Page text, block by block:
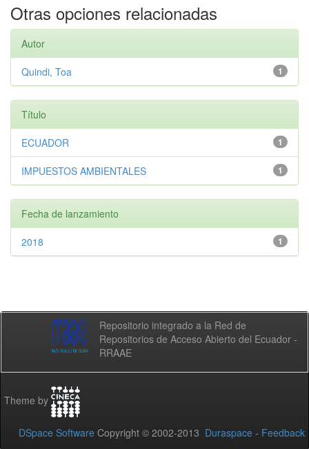
Otras opciones relacionadas
Autor
1
Quindi, Toa
Título
1
ECUADOR
1
IMPUESTOS AMBIENTALES
Fecha de lanzamiento
1
2018
Repositorio integrado a la Red de
Repositorios de Acceso Abierto del Ecuador -
RRAAE
Theme by
DSpace Software Copyright © 2002-2013 Duraspace - Feedback